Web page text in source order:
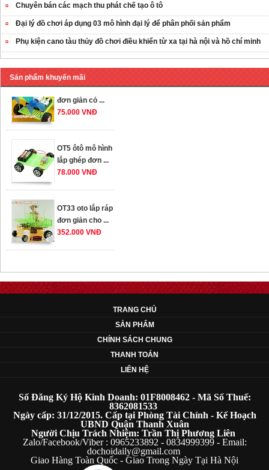
Chuyên bán các mạch thu phát chế tạo ô tô
Đại lý đồ chơi áp dụng 03 mô hình đại lý để phân phối sản phẩm
Phụ kiện cano tàu thủy đồ chơi điều khiển từ xa tại hà nội và hồ chí minh
Sản phẩm khuyến mãi
OT35 robot lắp
ráp nhấc chân di
259.000 VNĐ
OT36 oto mô hình
đơn giản có ...
75.000 VNĐ
OT5 ôtô mô hình
lắp ghép đơn ...
78.000 VNĐ
OT33 oto lắp ráp
đơn giản cho ...
352.000 VNĐ
ráp nhấc chân di
...
OT36 oto mô hình
đơn giản có ...
lắp ghép đơn ...
78.000 VNĐ
OT33 oto lắp ráp
đơn giản cho ...
TRANG CHỦ
SẢN PHẨM
CHÍNH SÁCH CHUNG
THANH TOÁN
LIÊN HỆ
Số Đăng Ký Hộ Kinh Doanh: 01F8008462 - Mã Số Thuế:
8362081533
Ngày cấp: 31/12/2015. Cấp tại Phòng Tài Chính - Kế Hoạch
UBND Quận Thanh Xuân
Người Chịu Trách Nhiệm: Trần Thị Phương Liên
Zalo/Facebook/Viber : 0965233892 - 0834999399 - Email:
dochoidaily@gmail.com
Giao Hàng Toàn Quốc - Giao Trong Ngày Tại Hà Nội